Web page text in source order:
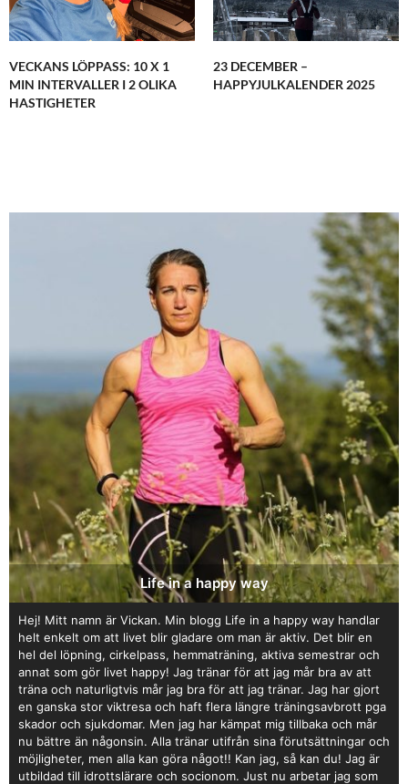
VECKANS LÖPPASS: 10 X 1
MIN INTERVALLER I 2 OLIKA
HASTIGHETER
23 DECEMBER –
HAPPYJULKALENDER 2025
Life in a happy way
Hej! Mitt namn är Vickan. Min blogg Life in a happy way handlar
helt enkelt om att livet blir gladare om man är aktiv. Det blir en
hel del löpning, cirkelpass, hemmaträning, aktiva semestrar och
annat som gör livet happy! Jag tränar för att jag mår bra av att
träna och naturligtvis mår jag bra för att jag tränar. Jag har gjort
en ganska stor viktresa och haft flera längre träningsavbrott pga
skador och sjukdomar. Men jag har kämpat mig tillbaka och mår
nu bättre än någonsin. Alla tränar utifrån sina förutsättningar och
möjligheter, men alla kan göra något!! Kan jag, så kan du! Jag är
utbildad till idrottslärare och socionom. Just nu arbetar jag som